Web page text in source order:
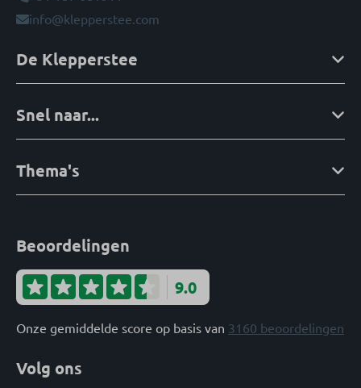
info@klepperstee.com
De Klepperstee
Snel naar...
Thema's
Beoordelingen
9.0
Onze gemiddelde score op basis van 3160 beoordelingen
Volg ons